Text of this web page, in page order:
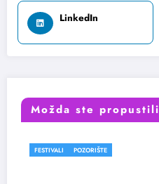
LinkedIn
Možda ste propustili